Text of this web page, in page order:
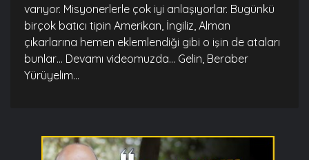
varıyor. Misyonerlerle çok iyi anlaşıyorlar. Bugünkü
birçok batıcı tipin Amerikan, İngiliz, Alman
çıkarlarına hemen eklemlendiği gibi o işin de ataları
bunlar… Devamı videomuzda… Gelin, Beraber
Yürüyelim...